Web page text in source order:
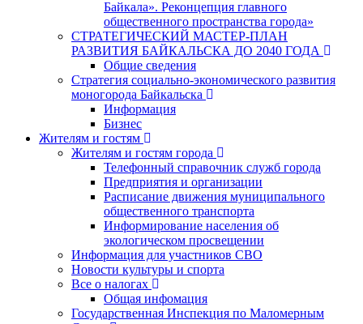
Байкала». Реконцепция главного
общественного пространства города»
СТРАТЕГИЧЕСКИЙ МАСТЕР-ПЛАН
РАЗВИТИЯ БАЙКАЛЬСКА ДО 2040 ГОДА
Общие сведения
Стратегия социально-экономического развития
моногорода Байкальска
Информация
Бизнес
Жителям и гостям
Жителям и гостям города
Телефонный справочник служб города
Предприятия и организации
Расписание движения муниципального
общественного транспорта
Информирование населения об
экологическом просвещении
Информация для участников СВО
Новости культуры и спорта
Все о налогах
Общая инфомация
Государственная Инспекция по Маломерным